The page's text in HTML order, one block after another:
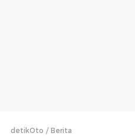
detikOto Berita